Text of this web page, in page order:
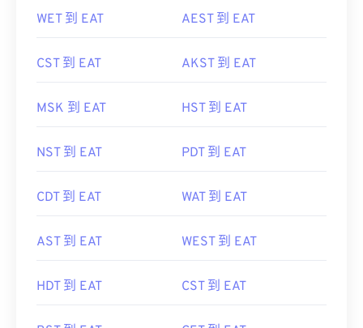
WET 到 EAT AEST 到 EAT
CST 到 EAT AKST 到 EAT
MSK 到 EAT HST 到 EAT
NST 到 EAT PDT 到 EAT
CDT 到 EAT WAT 到 EAT
AST 到 EAT WEST 到 EAT
HDT 到 EAT CST 到 EAT